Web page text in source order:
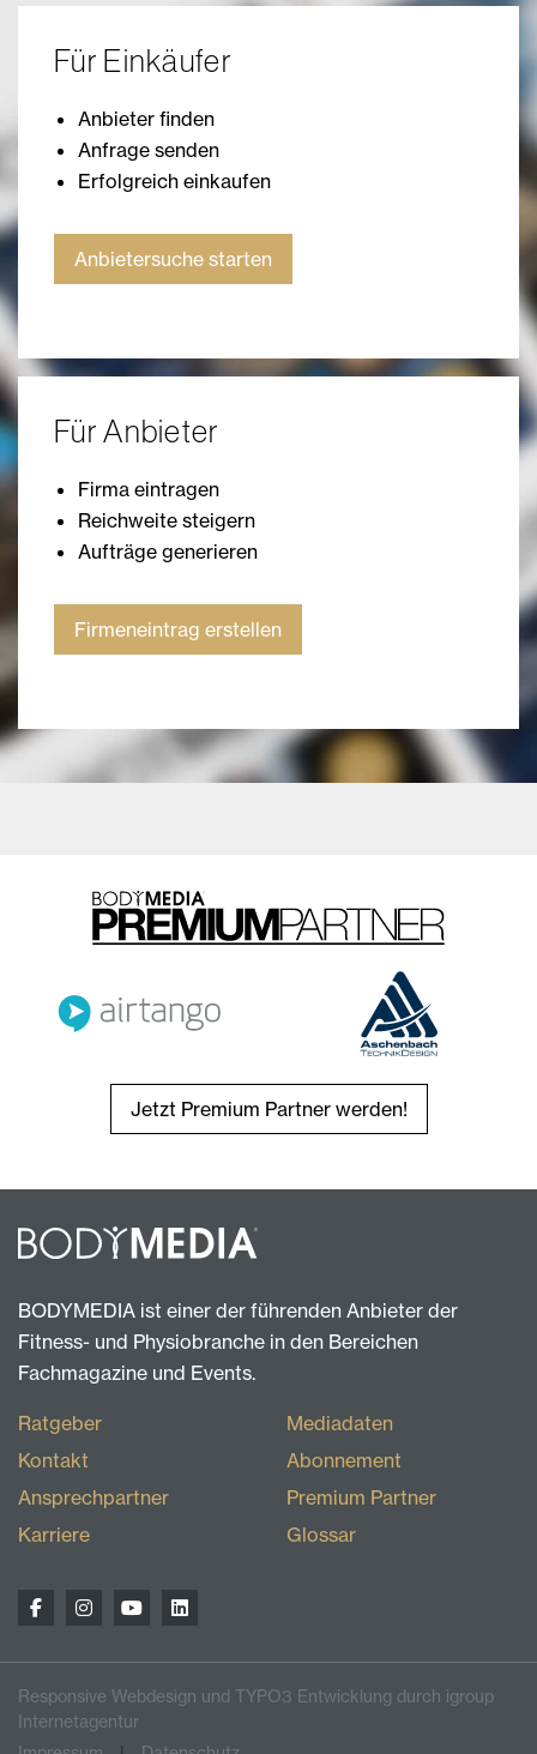
Für Einkäufer
Anbieter finden
Anfrage senden
Erfolgreich einkaufen
Anbietersuche starten
Für Anbieter
Firma eintragen
Reichweite steigern
Aufträge generieren
Firmeneintrag erstellen
Jetzt Premium Partner werden!
BODYMEDIA ist einer der führenden Anbieter der
Fitness- und Physiobranche in den Bereichen
Fachmagazine und Events.
Ratgeber
Kontakt
Ansprechpartner
Karriere
Mediadaten
Abonnement
Premium Partner
Glossar
Responsive Webdesign und TYPO3 Entwicklung durch igroup
Internetagentur